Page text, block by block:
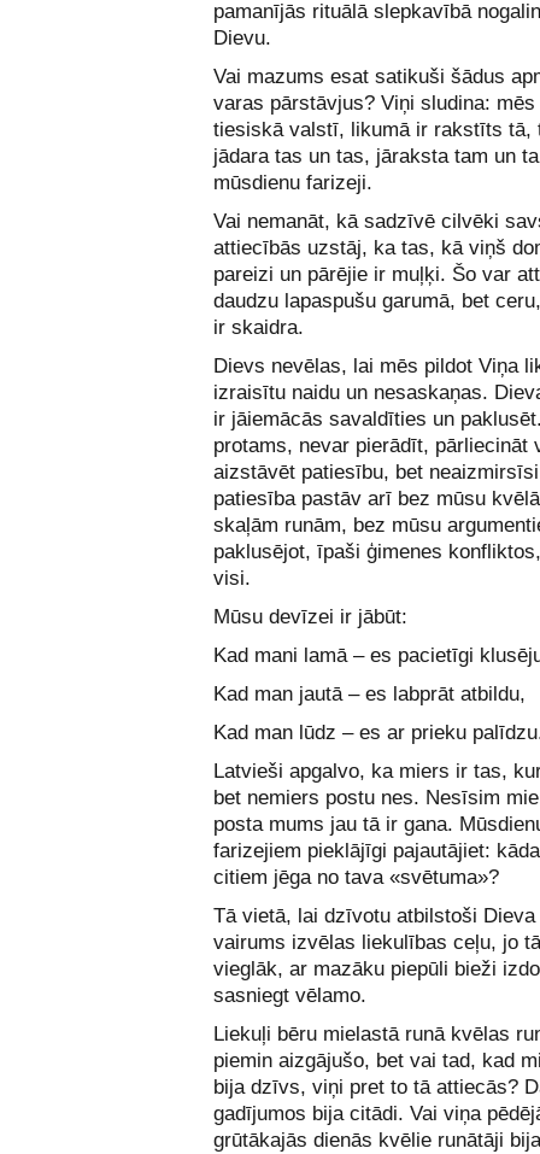
pamanījās rituālā slepkavībā
Dievu.
Vai mazums esat satikuši šādus
varas pārstāvjus? Viņi sludina:
tiesiskā valstī, likumā ir rakstīts tā,
jādara tas un tas, jāraksta tam un
mūsdienu farizeji.
Vai nemanāt, kā sadzīvē cilvēki
attiecībās uzstāj, ka tas, kā viņš
pareizi un pārējie ir muļķi. Šo var
daudzu lapaspušu garumā, bet
ir skaidra.
Dievs nevēlas, lai mēs pildot Viņa
izraisītu naidu un nesaskaņas.
ir jāiemācās savaldīties un
protams, nevar pierādīt, pārliecināt
aizstāvēt patiesību, bet
patiesība pastāv arī bez mūsu
skaļām runām, bez mūsu
paklusējot, īpaši ģimenes
visi.
Mūsu devīzei ir jābūt:
Kad mani lamā – es pacietīgi
Kad man jautā – es labprāt atbildu,
Kad man lūdz – es ar prieku
Latvieši apgalvo, ka miers ir tas,
bet nemiers postu nes. Nesīsim
posta mums jau tā ir gana.
farizejiem pieklājīgi pajautājiet:
citiem jēga no tava «svētuma»?
Tā vietā, lai dzīvotu atbilstoši Dieva
vairums izvēlas liekulības ceļu, jo
vieglāk, ar mazāku piepūli bieži
sasniegt vēlamo.
Liekuļi bēru mielastā runā kvēlas
piemin aizgājušo, bet vai tad, kad
bija dzīvs, viņi pret to tā attiecās?
gadījumos bija citādi. Vai viņa
grūtākajās dienās kvēlie runātāji